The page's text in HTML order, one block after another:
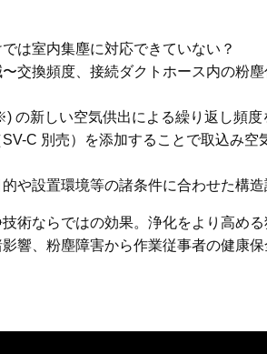
は室内集塵に対応できていない？
交換頻度、接続ダクトホース内の粉
の新しい空気供出による繰り返し頻
C 別売）を添加することで取込み空
や設置環境等の諸条件に合わせた構
術ならではの効果。浄化をより高め
響、粉塵障害から作業従事者の健康